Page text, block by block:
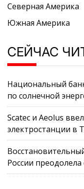
Северная Америка
Южная Америка
СЕЙЧАС
Национальный
по солнечной
Scatec и Aeolus
электростанции в
России преодолела